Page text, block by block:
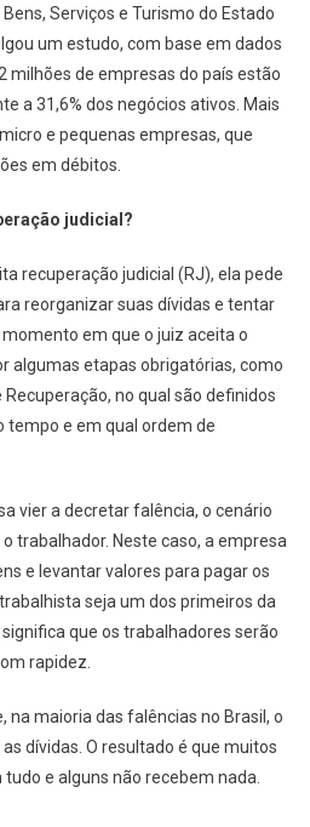
Serviços e Turismo do Estado
um estudo, com base em dados
milhões de empresas do país estão
a 31,6% dos negócios ativos. Mais
e pequenas empresas, que
em débitos.
judicial?
recuperação judicial (RJ), ela pede
reorganizar suas dívidas e tentar
em que o juiz aceita o
algumas etapas obrigatórias, como
no qual são definidos
tempo e em qual ordem de
vier a decretar falência, o cenário
trabalhador. Neste caso, a empresa
e levantar valores para pagar os
seja um dos primeiros da
que os trabalhadores serão
rapidez.
na maioria das falências no Brasil, o
dívidas. O resultado é que muitos
e alguns não recebem nada.